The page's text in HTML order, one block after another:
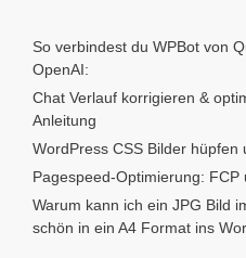
So verbindest du WPBot von
OpenAI:
Chat Verlauf korrigieren &
Anleitung
WordPress CSS Bilder
Pagespeed-Optimierung: FCP
Warum kann ich ein JPG Bild
schön in ein A4 Format ins